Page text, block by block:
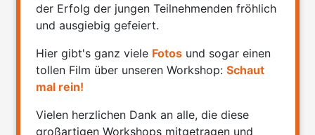
der Erfolg der jungen Teilnehmenden fröhlich
und ausgiebig gefeiert.
Hier gibt's ganz viele Fotos und sogar einen
tollen Film über unseren Workshop:Schaut
mal rein!
Vielen herzlichen Dank an alle, die diese
großartigen Workshops mitgetragen und